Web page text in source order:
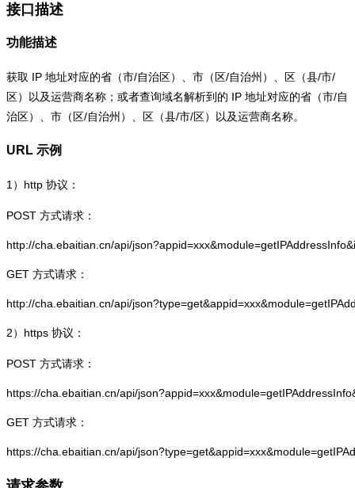
接口描述
功能描述
获取 IP 地址对应的省（市/自治区）、市（区/自治州）、区（县/市/
区）以及运营商名称；或者查询域名解析到的 IP 地址对应的省（市/自
治区）、市（区/自治州）、区（县/市/区）以及运营商名称。
URL 示例
1） http 协议：
POST 方式请求：
http://cha.ebaitian.cn/api/
GET 方式请求：
http://cha.ebaitian.cn/api/
2） https 协议：
POST 方式请求：
https://cha.ebaitian.cn/api/
GET 方式请求：
https://cha.ebaitian.cn/api/